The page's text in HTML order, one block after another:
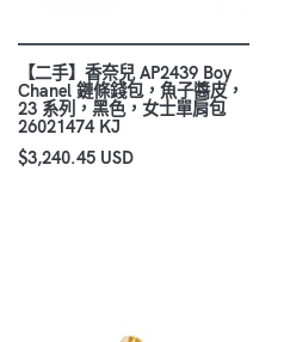
【二手】香奈兒 AP2439 Boy
Chanel 鏈條錢包，魚子醬皮，
23 系列，黑色，女士單肩包
26021474 KJ
$3,240.45 USD